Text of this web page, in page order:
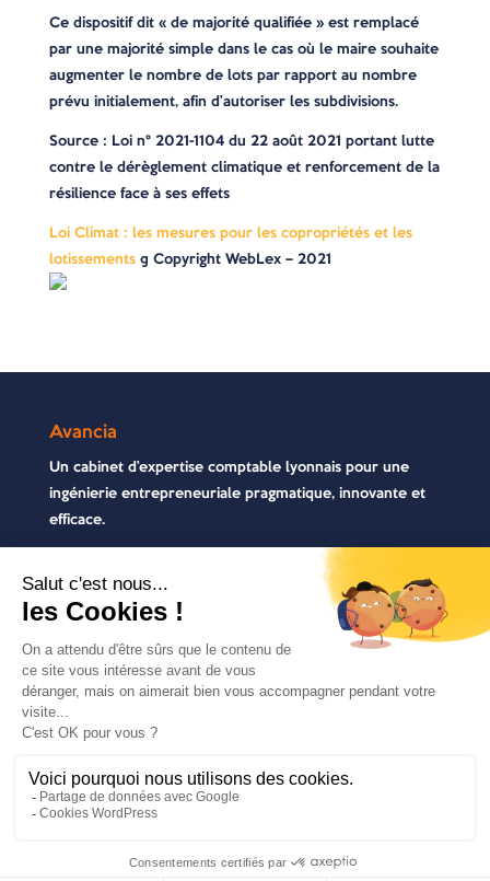
Ce dispositif dit « de majorité qualifiée » est remplacé
par une majorité simple dans le cas où le maire souhaite
augmenter le nombre de lots par rapport au nombre
prévu initialement, afin d’autoriser les subdivisions.
Source: Loi n° 2021-1104 du 22 août 2021 portant lutte
contre le dérèglement climatique et renforcement de la
résilience face à ses effets
Loi Climat : les mesures pour les copropriétés et les
lotissements © Copyright WebLex – 2021
Avancia
Un cabinet d’expertise comptable lyonnais pour une
ingénierie entrepreneuriale pragmatique, innovante et
efficace.
Contactez-nous
04 72 71 54 72
30, rue Pré Gaudry, 69007 Lyon
contact@avancia.fr
RÉSERVÉS | RÉALISÉ PARMARKET-ON|MENTIONS